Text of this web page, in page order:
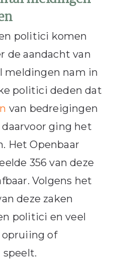
politici komen
de aandacht van
meldingen nam in
politici deden dat
van bedreigingen
ging het
Het Openbaar
356 van deze
Volgens het
deze zaken
politici en veel
opruiing of
speelt.